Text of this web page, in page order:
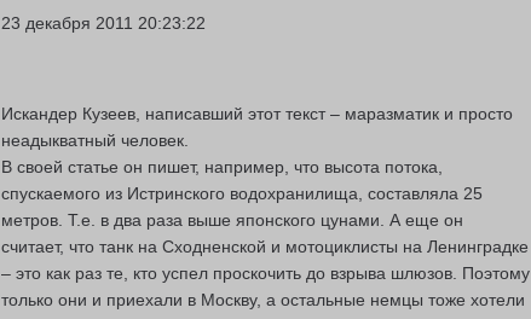
23 декабря 2011 20:23:22
Искандер Кузеев, написавший этот текст – маразматик и просто
неадыкватный человек.
В своей статье он пишет, например, что высота потока,
спускаемого из Истринского водохранилища, составляла 25
метров. Т.е. в два раза выше японского цунами. А еще он
считает, что танк на Сходненской и мотоциклисты на Ленинградке
– это как раз те, кто успел проскочить до взрыва шлюзов. Поэтому
только они и приехали в Москву, а остальные немцы тоже хотели